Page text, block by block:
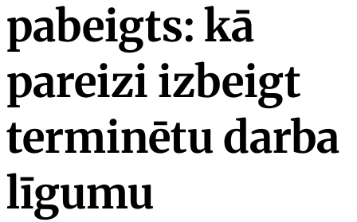
pabeigts: kā
pareizi izbeigt
terminētu darba
līgumu